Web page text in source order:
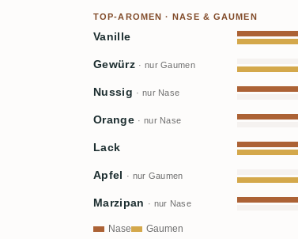
TOP-AROMEN · NASE & GAUMEN
Vanille
Gewürz · nur Gaumen
Nussig · nur Nase
Orange · nur Nase
Lack
Apfel · nur Gaumen
Marzipan · nur Nase
Nase Gaumen